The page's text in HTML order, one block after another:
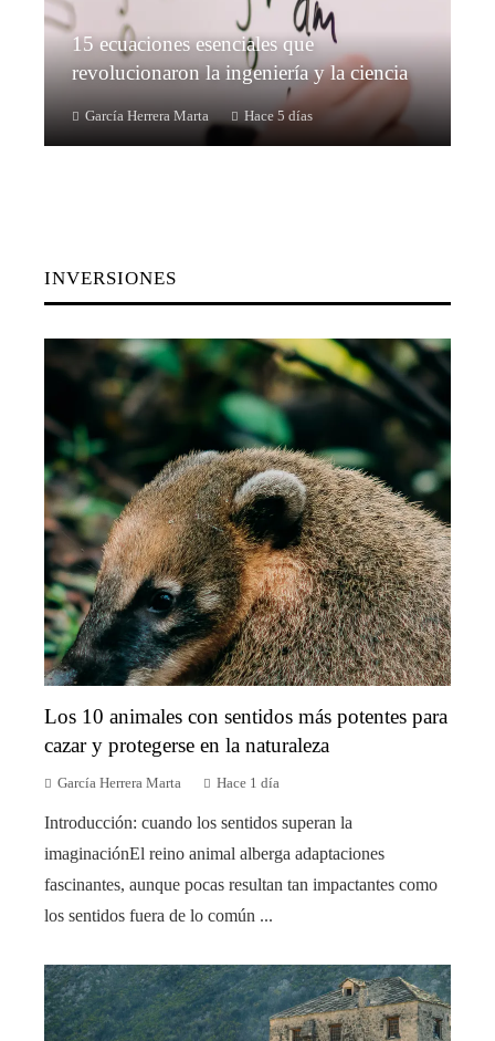
15 ecuaciones esenciales que
revolucionaron la ingeniería y la ciencia
García Herrera Marta Hace 5 días
INVERSIONES
Los 10 animales con sentidos más potentes para
cazar y protegerse en la naturaleza
García Herrera Marta Hace 1 día
Introducción: cuando los sentidos superan la
imaginaciónEl reino animal alberga adaptaciones
fascinantes, aunque pocas resultan tan impactantes como
los sentidos fuera de lo común ...